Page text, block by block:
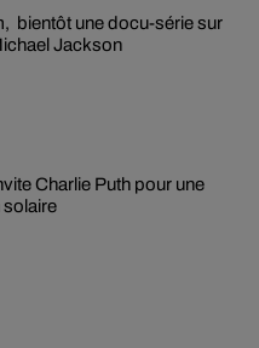
bientôt une docu-série sur
Jackson
Charlie Puth pour une
solaire